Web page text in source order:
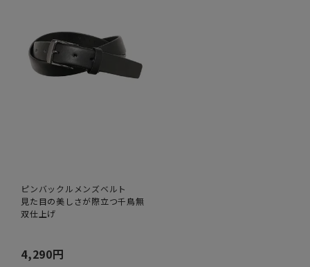
ピンバックルメンズベルト
見た目の美しさが際立つ千鳥無
双仕上げ
4,290円